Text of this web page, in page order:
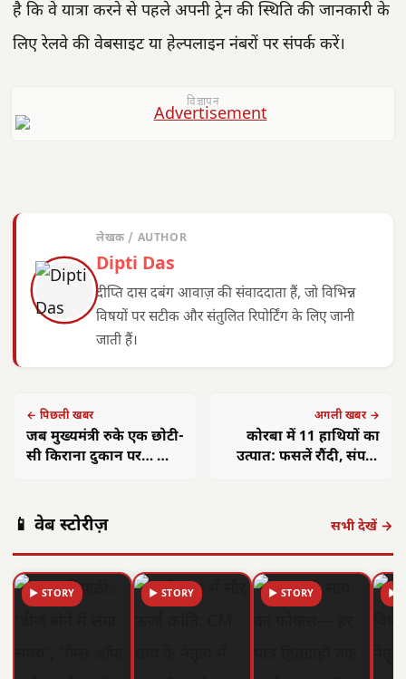
है कि वे यात्रा करने से पहले अपनी ट्रेन की स्थिति की जानकारी के
लिए रेलवे की वेबसाइट या हेल्पलाइन नंबरों पर संपर्क करें।
विज्ञापन
लेखक / AUTHOR
Dipti Das
दीप्ति दास दबंग आवाज़ की संवाददाता हैं, जो विभिन्न
विषयों पर सटीक और संतुलित रिपोर्टिंग के लिए जानी
जाती हैं।
← पिछली खबर
जब मुख्यमंत्री रुके एक छोटी-
सी किराना दुकान पर… और
अगली खबर →
कोरबा में 11 हाथियों का
उत्पात: फसलें रौंदी, संपत्ति
📱 वेब स्टोरीज़ सभी देखें →
▶ STORY ▶ STORY ▶ STORY ▶